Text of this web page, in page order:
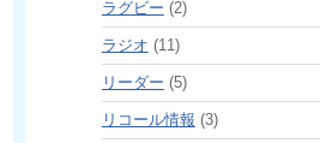
ラグビー (2)
ラジオ (11)
リーダー (5)
リコール情報 (3)